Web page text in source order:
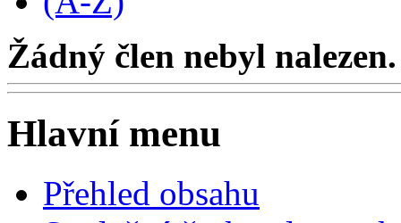
Žádný člen nebyl nalezen.
Hlavní menu
Přehled obsahu